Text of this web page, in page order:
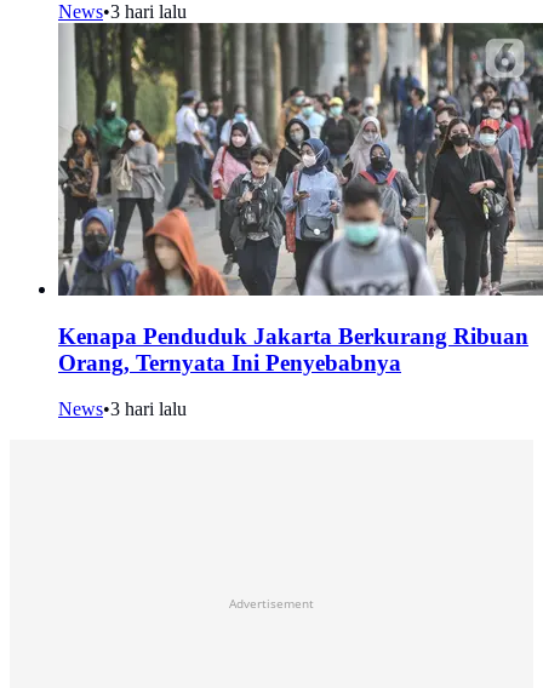
News•3 hari lalu
Kenapa Penduduk Jakarta Berkurang Ribuan
Orang, Ternyata Ini Penyebabnya
News•3 hari lalu
Advertisement